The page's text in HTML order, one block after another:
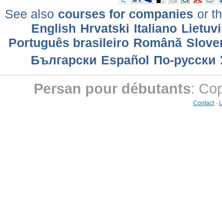
See also courses for companies or
English Hrvatski Italiano
Português brasileiro Română
Български Еspañol По-русски
Persan pour débutants:
Contact-